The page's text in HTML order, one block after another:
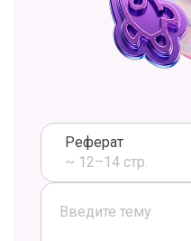
Реферат
~ 12–14 стр.